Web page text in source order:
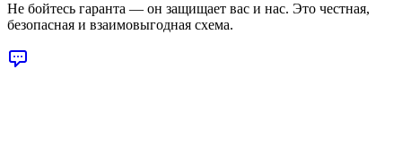
Не бойтесь гаранта — он защищает вас и нас. Это честная,
безопасная и взаимовыгодная схема.